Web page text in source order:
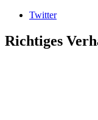
Twitter
Richtiges